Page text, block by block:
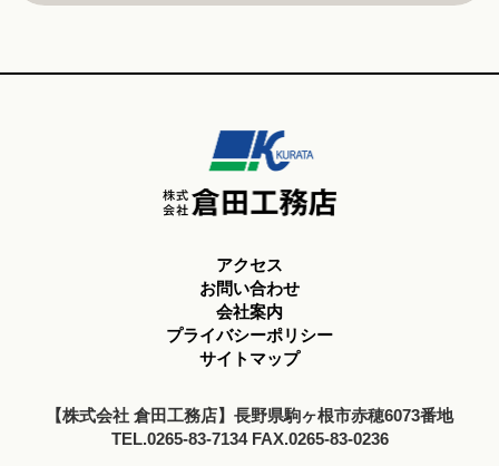
アクセス
お問い合わせ
会社案内
プライバシーポリシー
サイトマップ
【株式会社 倉田工務店】長野県駒ヶ根市赤穂6073番地
TEL.0265-83-7134 FAX.0265-83-0236